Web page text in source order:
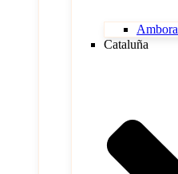
Ambora
Cataluña